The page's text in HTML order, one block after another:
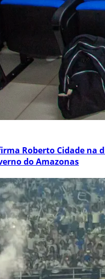
Roberto Cidade na
do Amazonas